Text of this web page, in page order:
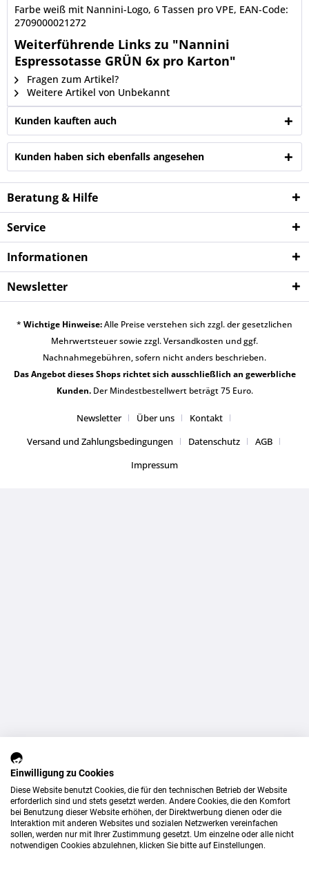
Farbe weiß mit Nannini-Logo, 6 Tassen pro VPE, EAN-Code:
2709000021272
Weiterführende Links zu "Nannini
Espressotasse GRÜN 6x pro Karton"
Fragen zum Artikel?
Weitere Artikel von Unbekannt
Kunden kauften auch
Kunden haben sich ebenfalls angesehen
Beratung & Hilfe
Service
Informationen
Newsletter
* Wichtige Hinweise:Alle Preise verstehen sich zzgl. der gesetzlichen
Mehrwertsteuer sowie zzgl.Versandkosten und ggf.
Nachnahmegebühren, sofern nicht anders beschrieben.
Das Angebot dieses Shops richtet sich ausschließlich an gewerbliche
Kunden.Der Mindestbestellwert beträgt 75 Euro.
Newsletter Über uns
Kontakt
Versand und Zahlungsbedingungen
Datenschutz
AGB
Impressum
Einwilligung zu Cookies
Diese Website benutzt Cookies, die für den technischen Betrieb der Website
erforderlich sind und stets gesetzt werden. Andere Cookies, die den Komfort
bei Benutzung dieser Website erhöhen, der Direktwerbung dienen oder die
Interaktion mit anderen Websites und sozialen Netzwerken vereinfachen
sollen, werden nur mit Ihrer Zustimmung gesetzt. Um einzelne oder alle nicht
notwendigen Cookies abzulehnen, klicken Sie bitte auf Einstellungen.